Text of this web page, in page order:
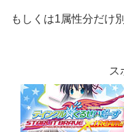
もしくは1属性分だけ
ス